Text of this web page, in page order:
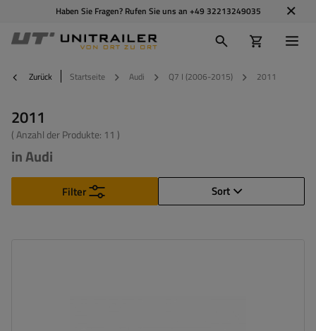
Haben Sie Fragen? Rufen Sie uns an +49 32213249035
Zurück Startseite Audi Q7 I (2006-2015) 2011
2011
( Anzahl der Produkte: 11 )
in Audi
Sort
Filter